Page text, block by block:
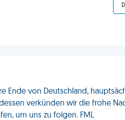
Ende von Deutschland,
verkünden wir die frohe
um uns zu folgen. FML